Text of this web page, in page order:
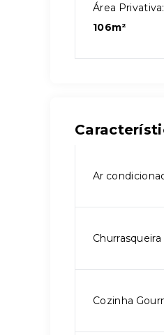
Área Privativa:
106m²
Ar
Churrasqueira
Cozinha